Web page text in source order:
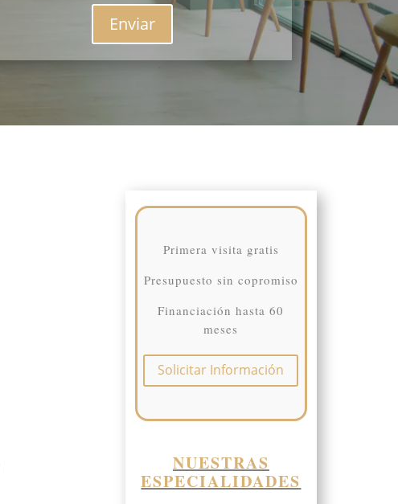
Enviar
Primera visita gratis
Presupuesto sin copromiso
Financiación hasta 60
meses
Solicitar Información
NUESTRAS
ESPECIALIDADES